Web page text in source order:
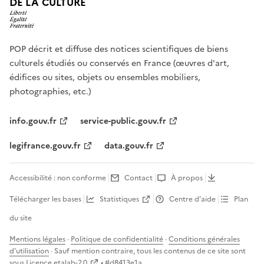
POP décrit et diffuse des notices scientifiques de biens
culturels étudiés ou conservés en France (œuvres d'art,
édifices ou sites, objets ou ensembles mobiliers,
photographies, etc.)
info.gouv.fr
service-public.gouv.fr
legifrance.gouv.fr
data.gouv.fr
Accessibilité : non conforme Contact
À propos
Télécharger les bases
Statistiques Centre d’aide
Plan
du site
Mentions légales · Politique de confidentialité ·Conditions générales
d'utilisation · Sauf mention contraire, tous les contenus de ce site sont